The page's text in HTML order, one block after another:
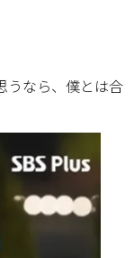
うなら、僕とは合